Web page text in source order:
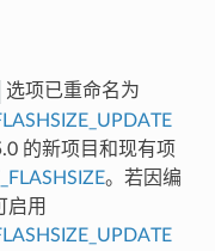
选项已重命名为
的新项目和现有项
。若因编
启用